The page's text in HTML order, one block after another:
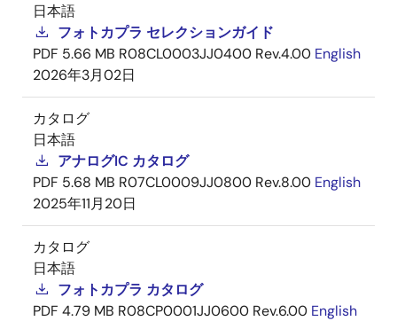
日本語
フォトカプラ セレクションガイド
PDF 5.66 MB R08CL0003JJ0400 Rev.4.00 English
2026年3月02日
カタログ
日本語
アナログIC カタログ
PDF 5.68 MB R07CL0009JJ0800 Rev.8.00 English
2025年11月20日
カタログ
日本語
フォトカプラ カタログ
PDF 4.79 MB R08CP0001JJ0600 Rev.6.00 English